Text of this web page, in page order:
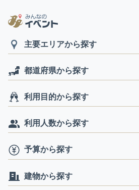
主要エリアから探す
都道府県から探す
利用目的から探す
利用人数から探す
予算から探す
建物から探す